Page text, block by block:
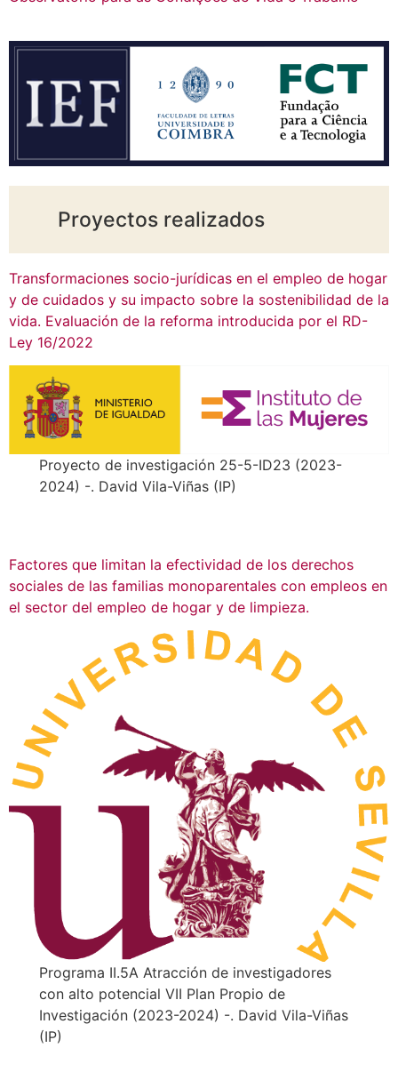
Proyectos realizados
Transformaciones socio-jurídicas en el empleo de hogar
y de cuidados y su impacto sobre la sostenibilidad de la
vida. Evaluación de la reforma introducida por el RD-
Ley 16/2022
Proyecto de investigación 25-5-ID23 (2023-
2024) -. David Vila-Viñas (IP)
Factores que limitan la efectividad de los derechos
sociales de las familias monoparentales con empleos en
el sector del empleo de hogar y de limpieza.
Programa II.5A Atracción de investigadores
con alto potencial VII Plan Propio de
Investigación (2023-2024) -. David Vila-Viñas
(IP)